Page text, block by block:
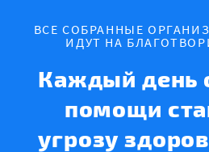
ВСЕ СОБРАННЫЕ
ИДУТ НА
Каждый день
помощи
угрозу